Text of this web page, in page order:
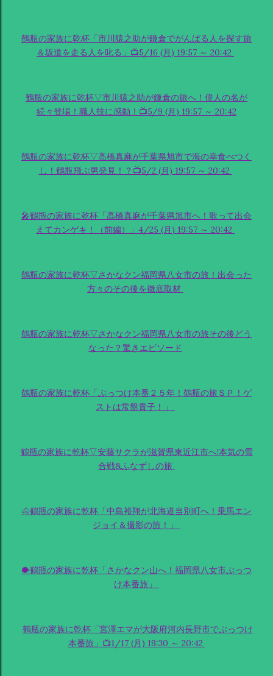
鶴瓶の家族に乾杯「市川猿之助が鎌倉でがんばる人を探す旅
＆坂道を走る人を叱る」📺5/16 (月) 19:57 ～ 20:42
鶴瓶の家族に乾杯▽市川猿之助が鎌倉の旅へ！偉人の名が
続々登場！職人技に感動！📺5/9 (月) 19:57 ～ 20:42
鶴瓶の家族に乾杯▽高橋真麻が千葉県旭市で海の幸食べつく
し！鶴瓶飛ぶ男発見！？📺5/2 (月) 19:57 ～ 20:42
🎤鶴瓶の家族に乾杯「高橋真麻が千葉県旭市へ！歌って出会
えてカンゲキ！（前編）」4/25 (月) 19:57 ～ 20:42
鶴瓶の家族に乾杯▽さかなクン福岡県八女市の旅！出会った
方々のその後を徹底取材
鶴瓶の家族に乾杯▽さかなクン福岡県八女市の旅その後どう
なった？驚きエピソード
鶴瓶の家族に乾杯「ぶっつけ本番２５年！鶴瓶の旅ＳＰ！ゲ
ストは常盤貴子！」
鶴瓶の家族に乾杯▽安藤サクラが滋賀県東近江市へ!本気の雪
合戦&ふなずしの旅
🐴鶴瓶の家族に乾杯「中島裕翔が北海道当別町へ！乗馬エン
ジョイ＆撮影の旅！」
🐡鶴瓶の家族に乾杯「さかなクン山へ！福岡県八女市ぶっつ
け本番旅」
鶴瓶の家族に乾杯「宮澤エマが大阪府河内長野市でぶっつけ
本番旅」📺1/17 (月) 19:30 ～ 20:42